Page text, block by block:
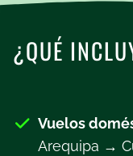
¿QUÉ
Vuelos
Arequipa →